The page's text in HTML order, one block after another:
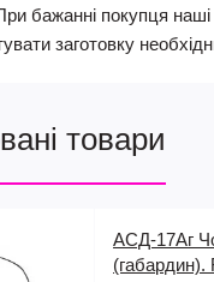
бажанні покупця
заготовку
товари
АСД-17Аг
(габардин).